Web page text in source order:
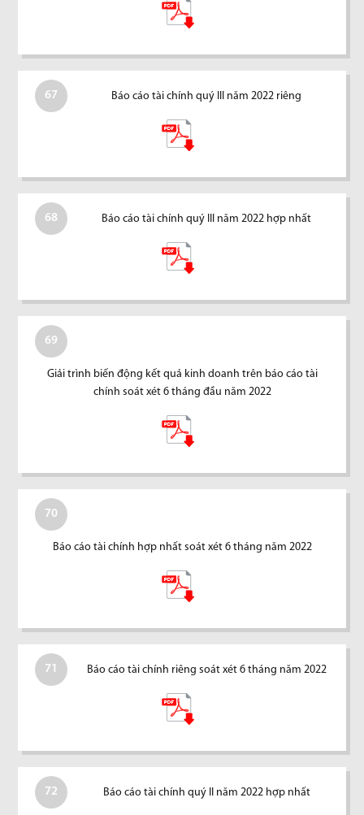
67 Báo cáo tài chính quý III năm 2022 riêng
68 Báo cáo tài chính quý III năm 2022 hợp nhất
69
Giải trình biến động kết quả kinh doanh trên báo cáo tài
chính soát xét 6 tháng đầu năm 2022
70
Báo cáo tài chính hợp nhất soát xét 6 tháng năm 2022
71 Báo cáo tài chính riêng soát xét 6 tháng năm 2022
72 Báo cáo tài chính quý II năm 2022 hợp nhất